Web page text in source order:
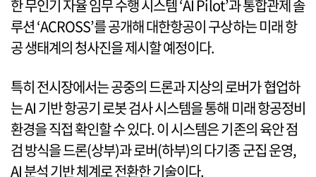
한 무인기 자율 임무 수행 시스템 ‘AI Pilot’과 통합관제 솔
루션 ‘ACROSS’를 공개해 대한항공이 구상하는 미래 항
공 생태계의 청사진을 제시할 예정이다.
특히 전시장에서는 공중의 드론과 지상의 로버가 협업하
는 AI 기반 항공기 로봇 검사 시스템을 통해 미래 항공정비
환경을 직접 확인할 수 있다. 이 시스템은 기존의 육안 점
검 방식을 드론(상부)과 로버(하부)의 다기종 군집 운영,
AI 분석 기반 체계로 전환한 기술이다.